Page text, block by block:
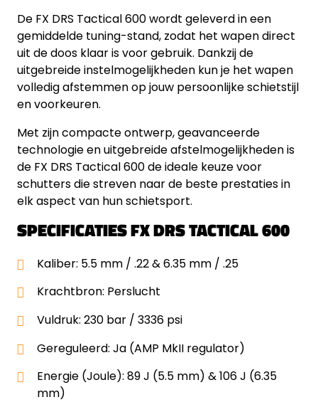
De FX DRS Tactical 600 wordt geleverd in een
gemiddelde tuning-stand, zodat het wapen direct
uit de doos klaar is voor gebruik. Dankzij de
uitgebreide instelmogelijkheden kun je het wapen
volledig afstemmen op jouw persoonlijke schietstijl
en voorkeuren.
Met zijn compacte ontwerp, geavanceerde
technologie en uitgebreide afstelmogelijkheden is
de FX DRS Tactical 600 de ideale keuze voor
schutters die streven naar de beste prestaties in
elk aspect van hun schietsport.
SPECIFICATIES FX DRS TACTICAL 600
Kaliber: 5.5 mm / .22 & 6.35 mm / .25
Krachtbron: Perslucht
Vuldruk: 230 bar / 3336 psi
Gereguleerd: Ja (AMP MkII regulator)
Energie (Joule): 89 J (5.5 mm) & 106 J (6.35
mm)